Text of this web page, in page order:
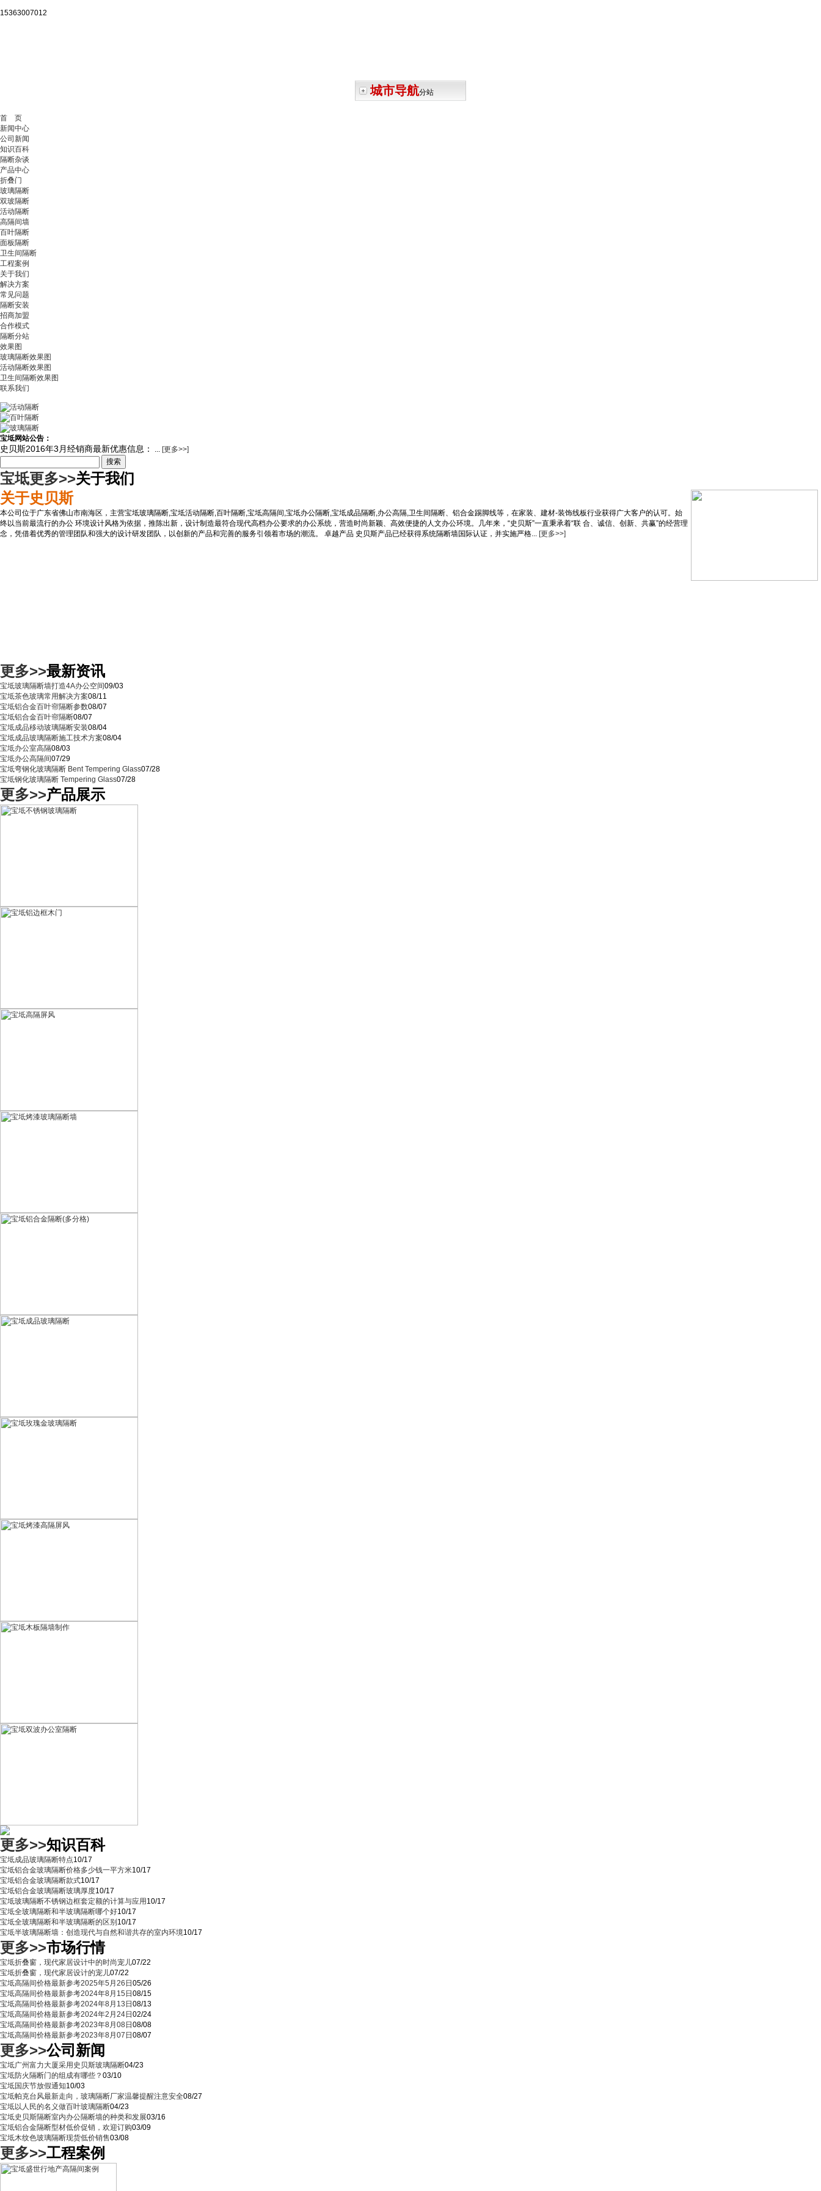
15363007012
城市导航分站
首 页
新闻中心
公司新闻
知识百科
隔断杂谈
产品中心
折叠门
玻璃隔断
双玻隔断
活动隔断
高隔间墙
百叶隔断
面板隔断
卫生间隔断
工程案例
关于我们
解决方案
常见问题
隔断安装
招商加盟
合作模式
隔断分站
效果图
玻璃隔断效果图
活动隔断效果图
卫生间隔断效果图
联系我们
宝坻网站公告：
史贝斯2016年3月经销商最新优惠信息： ... [更多>>]
搜索
宝坻更多>>关于我们
关于史贝斯
本公司位于广东省佛山市南海区，主营宝坻玻璃隔断,宝坻活动隔断,百叶隔断,宝坻高隔间,宝坻办公隔断,宝坻成品隔断,办公高隔,卫生间隔断、铝合金踢脚线等，在家装、建材-装饰线板行业获得广大客户的认可。始
终以当前最流行的办公 环境设计风格为依据，推陈出新，设计制造最符合现代高档办公要求的办公系统，营造时尚新颖、高效便捷的人文办公环境。几年来，“史贝斯”一直秉承着“联 合、诚信、创新、共赢”的经营理
念，凭借着优秀的管理团队和强大的设计研发团队，以创新的产品和完善的服务引领着市场的潮流。 卓越产品 史贝斯产品已经获得系统隔断墙国际认证，并实施严格... [更多>>]
更多>>最新资讯
宝坻玻璃隔断墙打造4A办公空间09/03
宝坻茶色玻璃常用解决方案08/11
宝坻铝合金百叶帘隔断参数08/07
宝坻铝合金百叶帘隔断08/07
宝坻成品移动玻璃隔断安装08/04
宝坻成品玻璃隔断施工技术方案08/04
宝坻办公室高隔08/03
宝坻办公高隔间07/29
宝坻弯钢化玻璃隔断 Bent Tempering Glass07/28
宝坻钢化玻璃隔断 Tempering Glass07/28
更多>>产品展示
更多>>知识百科
宝坻成品玻璃隔断特点10/17
宝坻铝合金玻璃隔断价格多少钱一平方米10/17
宝坻铝合金玻璃隔断款式10/17
宝坻铝合金玻璃隔断玻璃厚度10/17
宝坻玻璃隔断不锈钢边框套定额的计算与应用 10/17
宝坻全玻璃隔断和半玻璃隔断哪个好10/17
宝坻全玻璃隔断和半玻璃隔断的区别 10/17
宝坻半玻璃隔断墙：创造现代与自然和谐共存的室内环境10/17
更多>>市场行情
宝坻折叠窗，现代家居设计中的时尚宠儿07/22
宝坻折叠窗，现代家居设计的宠儿07/22
宝坻高隔间价格最新参考2025年5月26日 05/26
宝坻高隔间价格最新参考2024年8月15日 08/15
宝坻高隔间价格最新参考2024年8月13日 08/13
宝坻高隔间价格最新参考2024年2月24日 02/24
宝坻高隔间价格最新参考2023年8月08日 08/08
宝坻高隔间价格最新参考2023年8月07日 08/07
更多>>公司新闻
宝坻广州富力大厦采用史贝斯玻璃隔断04/23
宝坻防火隔断门的组成有哪些？ 03/10
宝坻国庆节放假通知10/03
宝坻帕克台风最新走向，玻璃隔断厂家温馨提醒注意安全08/27
宝坻以人民的名义做百叶玻璃隔断04/23
宝坻史贝斯隔断室内办公隔断墙的种类和发展03/16
宝坻铝合金隔断型材低价促销，欢迎订购03/09
宝坻木纹色玻璃隔断现货低价销售03/08
更多>>工程案例